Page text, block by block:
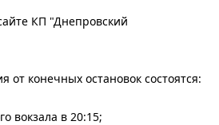
КП "Днепровский
от конечных остановок состоятся:
вокзала в 20:15;